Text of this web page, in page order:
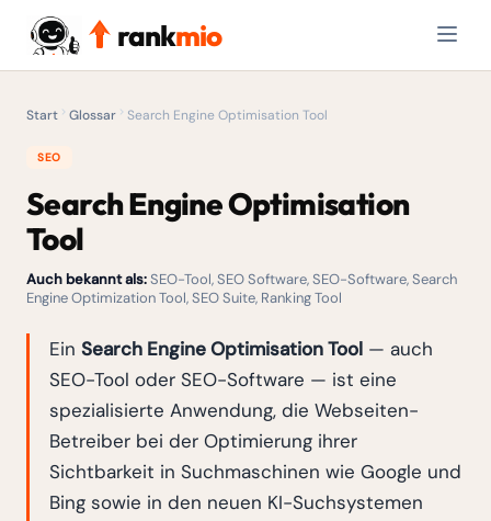
rankmio
Start Glossar Search Engine Optimisation Tool
SEO
Search Engine Optimisation
Tool
Auch bekannt als:SEO-Tool, SEO Software, SEO-Software, Search
Engine Optimization Tool, SEO Suite, Ranking Tool
Ein Search Engine Optimisation Tool — auch
SEO-Tool oder SEO-Software — ist eine
spezialisierte Anwendung, die Webseiten-
Betreiber bei der Optimierung ihrer
Sichtbarkeit in Suchmaschinen wie Google und
Bing sowie in den neuen KI-Suchsystemen